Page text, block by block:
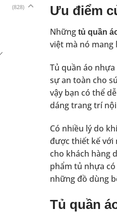
(828) Ưu điểm
Những tủ quần
việt mà nó mang
Tủ quần áo
sự an toàn cho
vậy bạn có thể
dáng trang trí
Có nhiều lý do
được thiết kế với
cho khách hàng
phẩm tủ nhựa
những đồ dùng
Tủ quần